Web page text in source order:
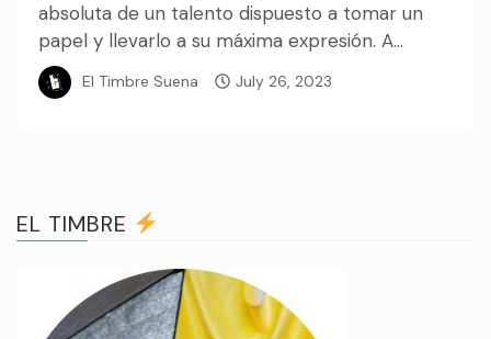
absoluta de un talento dispuesto a tomar un
papel y llevarlo a su máxima expresión. A...
El Timbre Suena July 26, 2023
EL TIMBRE